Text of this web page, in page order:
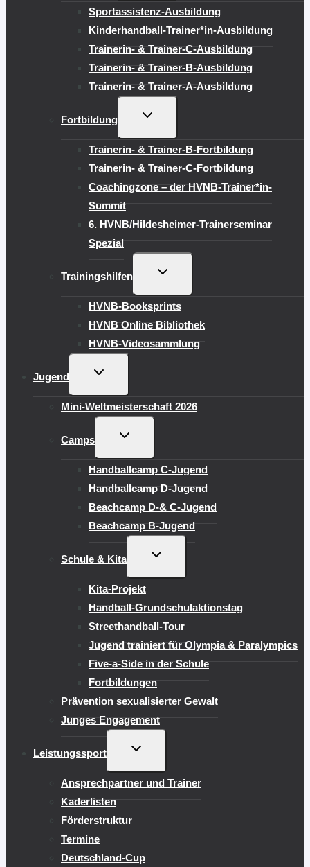
Sportassistenz-Ausbildung
Kinderhandball-Trainer*in-Ausbildung
Trainerin- & Trainer-C-Ausbildung
Trainerin- & Trainer-B-Ausbildung
Trainerin- & Trainer-A-Ausbildung
Fortbildung
UNTERMENÜ
Trainerin- & Trainer-B-Fortbildung
Trainerin- & Trainer-C-Fortbildung
Coachingzone – der HVNB-Trainer*in-
Summit
6. HVNB/Hildesheimer-Trainerseminar
Spezial
Trainingshilfen
UNTERMENÜ
HVNB-Booksprints
HVNB Online Bibliothek
HVNB-Videosammlung
Jugend
UNTERMENÜ
Mini-Weltmeisterschaft 2026
Camps
UNTERMENÜ
Handballcamp C-Jugend
Handballcamp D-Jugend
Beachcamp D-& C-Jugend
Beachcamp B-Jugend
Schule & Kita
UNTERMENÜ
Kita-Projekt
Handball-Grundschulaktionstag
Streethandball-Tour
Jugend trainiert für Olympia & Paralympics
Five-a-Side in der Schule
Fortbildungen
Prävention sexualisierter Gewalt
Junges Engagement
Leistungssport
UNTERMENÜ
Ansprechpartner und Trainer
Kaderlisten
Förderstruktur
Termine
Deutschland-Cup